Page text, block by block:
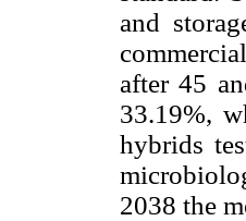
and
after 45
33.19%,
hybrids
2038 the